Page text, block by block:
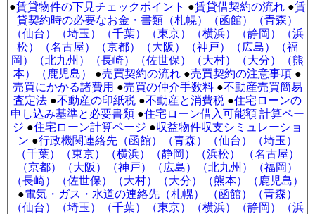
●賃貸物件の下見チェックポイント ●賃貸借契約の流れ ●賃
貸契約時の必要なお金・書類（札幌）
（函館）
（青森）
（仙台）
（埼玉） （千葉） （東京） （横浜） （静岡）
（浜
松）
（名古屋） （京都） （大阪） （神戸） （広島）
（福
岡）
（北九州） （長崎） （佐世保） （大村） （大分）
（熊
本）
（鹿児島） ●売買契約の流れ ●売買契約の注意事項 ●
売買にかかる諸費用 ●売買の仲介手数料 ●不動産売買簡易
査定法 ●不動産の印紙税 ●不動産と消費税 ●住宅ローンの
申し込み基準と必要書類 ●住宅ローン借入可能額 計算ペー
ジ ●住宅ローン計算ページ ●収益物件収支シミュレーショ
ン ●行政機関連絡先（函館） （青森） （仙台）
（埼玉）
（千葉）
（東京） （横浜） （静岡） （浜松）
（名古屋）
（京都）
（大阪） （神戸） （広島） （北九州）
（福岡）
（長崎）
（佐世保） （大村） （大分） （熊本）
（鹿児島）
●電気・ガス・水道の連絡先（札幌） （函館）
（青森）
（仙台）
（埼玉） （千葉） （東京） （横浜） （静岡）
（浜